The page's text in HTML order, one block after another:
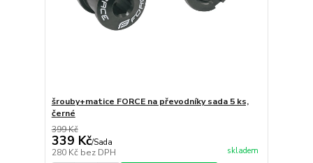
šrouby+matice FORCE na převodníky sada 5 ks,
černé
399 Kč
339 Kč/Sada
280 Kč bez DPH skladem